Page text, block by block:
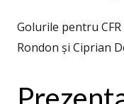
Golurile pentru
Rondon și Ciprian